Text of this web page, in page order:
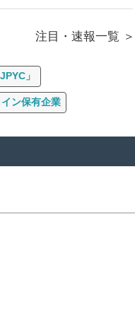
注目・速報一覧
」
ン保有企業